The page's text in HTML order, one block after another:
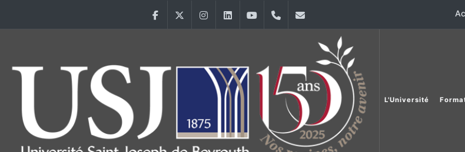
FacebookTwitter InstagramLinkedInYouTube+9611421000
L'Université